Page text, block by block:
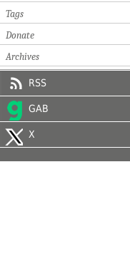
Tags
Donate
Archives
RSS
GAB
X